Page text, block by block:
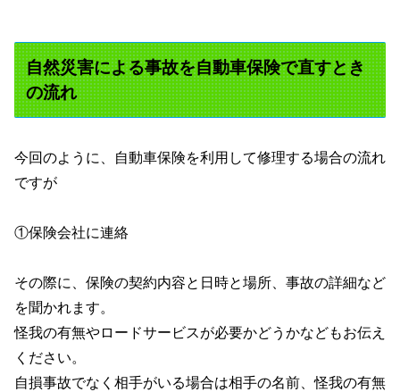
自然災害による事故を自動車保険で直すとき
の流れ
今回のように、自動車保険を利用して修理する場合の流れ
ですが
①保険会社に連絡
その際に、保険の契約内容と日時と場所、事故の詳細など
を聞かれます。
怪我の有無やロードサービスが必要かどうかなどもお伝え
ください。
自損事故でなく相手がいる場合は相手の名前、怪我の有無